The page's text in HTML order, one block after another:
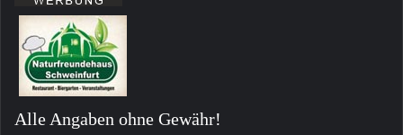
Alle Angaben ohne Gewähr!